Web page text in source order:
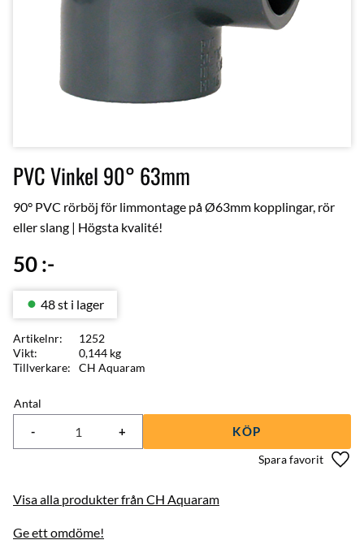
PVC Vinkel 90° 63mm
90° PVC rörböj för limmontage på Ø63mm kopplingar, rör
eller slang | Högsta kvalité!
50:-
Antal
+
- KÖP
48 st i lager
Artikelnr
1252
Vikt
0,144 kg
Tillverkare
CH Aquaram
Visa alla produkter från CH Aquaram
Ge ett omdöme!